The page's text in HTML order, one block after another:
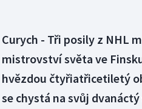
Curych - Tři posily z NHL
mistrovství světa ve
hvězdou čtyřiatřicetiletý
se chystá na svůj